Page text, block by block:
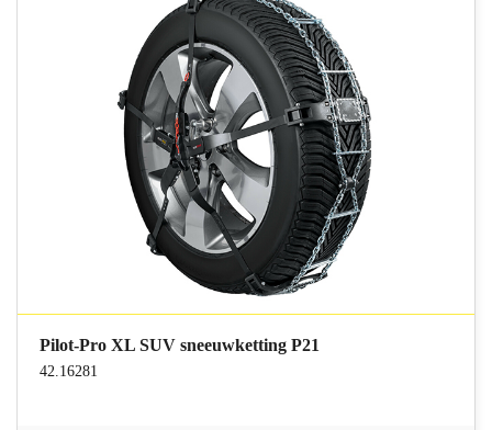
Pilot-Pro XL SUV sneeuwketting P21
42.16281